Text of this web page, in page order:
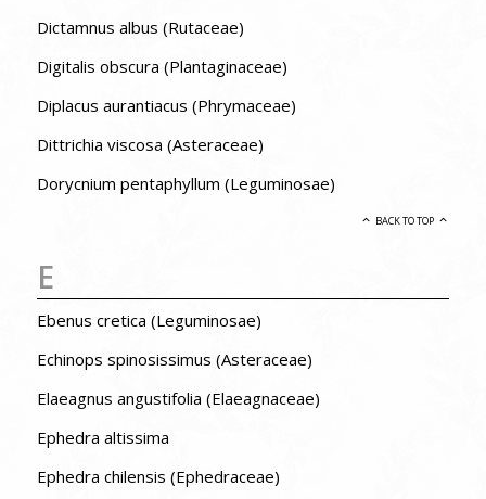
Dictamnus albus (Rutaceae)
Digitalis obscura (Plantaginaceae)
Diplacus aurantiacus (Phrymaceae)
Dittrichia viscosa (Asteraceae)
Dorycnium pentaphyllum (Leguminosae)
BACK TO TOP
E
Ebenus cretica (Leguminosae)
Echinops spinosissimus (Asteraceae)
Elaeagnus angustifolia (Elaeagnaceae)
Ephedra altissima
Ephedra chilensis (Ephedraceae)